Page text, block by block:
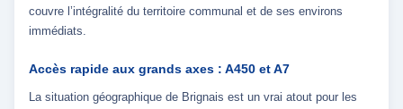
couvre l’intégralité du territoire communal et de ses environs
immédiats.
Accès rapide aux grands axes : A450 et A7
La situation géographique de Brignais est un vrai atout pour les